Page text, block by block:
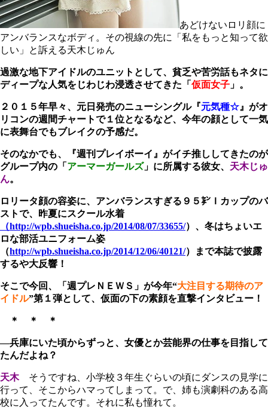
あどけないロリ顔に
アンバランスなボディ。その視線の先に「私をもっと知って欲
しい」と訴える天木じゅん
過激な地下アイドルのユニットとして、貧乏や苦労話もネタに
ディープな人気をじわじわ浸透させてきた「 仮面女子 」。
２０１５年早々、元日発売のニューシングル『元気種☆ 』がオ
リコンの週間チャートで１位となるなど、今年の顔として一気
に表舞台でもブレイクの予感だ。
そのなかでも、『週刊プレイボーイ』がイチ推ししてきたのが
グループ内の「 アーマーガールズ」に所属する彼女、 天木じゅ
ん。
ロリータ顔の容姿に、アンバランスすぎる９５㌢Ｉカップのバ
ストで、昨夏にスクール水着
（http://wpb.shueisha.co.jp/2014/08/07/33655/）、冬はちょいエ
ロな部活ユニフォーム姿
（http://wpb.shueisha.co.jp/2014/12/06/40121/）まで本誌で披露
するや大反響！
そこで今回、「週プレＮＥＷＳ」が今年“大注目する期待のア
イドル”第１弾として、仮面の下の素顔を直撃インタビュー！
＊ ＊ ＊
―兵庫にいた頃からずっと、女優とか芸能界の仕事を目指して
たんだよね？
天木
そうですね、小学校３年生ぐらいの頃にダンスの見学に
行って、そこからハマってしまって。で、姉も演劇科のある高
校に入ってたんです。それに私も憧れて。